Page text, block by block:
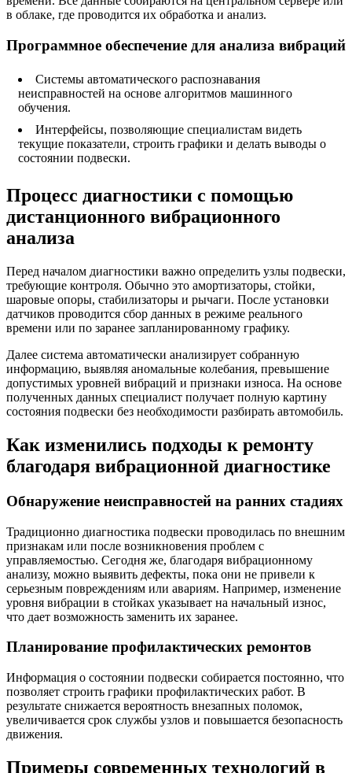
в облаке, где проводится их обработка и анализ.
Программное обеспечение для анализа вибраций
Системы автоматического распознавания
неисправностей на основе алгоритмов машинного
обучения.
Интерфейсы, позволяющие специалистам видеть
текущие показатели, строить графики и делать выводы о
состоянии подвески.
Процесс диагностики с помощью
дистанционного вибрационного
анализа
Перед началом диагностики важно определить узлы подвески,
требующие контроля. Обычно это амортизаторы, стойки,
шаровые опоры, стабилизаторы и рычаги. После установки
датчиков проводится сбор данных в режиме реального
времени или по заранее запланированному графику.
Далее система автоматически анализирует собранную
информацию, выявляя аномальные колебания, превышение
допустимых уровней вибраций и признаки износа. На основе
полученных данных специалист получает полную картину
состояния подвески без необходимости разбирать автомобиль.
Как изменились подходы к ремонту
благодаря вибрационной диагностике
Обнаружение неисправностей на ранних стадиях
Традиционно диагностика подвески проводилась по внешним
признакам или после возникновения проблем с
управляемостью. Сегодня же, благодаря вибрационному
анализу, можно выявить дефекты, пока они не привели к
серьезным повреждениям или авариям. Например, изменение
уровня вибрации в стойках указывает на начальный износ,
что дает возможность заменить их заранее.
Планирование профилактических ремонтов
Информация о состоянии подвески собирается постоянно, что
позволяет строить графики профилактических работ. В
результате снижается вероятность внезапных поломок,
увеличивается срок службы узлов и повышается безопасность
движения.
Примеры современных технологий в